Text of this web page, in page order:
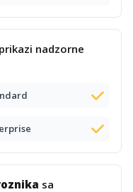
nadzorne
sa